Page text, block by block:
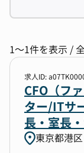
1件選択
勤務地
選択なし
年収
1〜1件を表示 /
求人ID:
CFO（フ
ター/ITサ
長・室長
東京都港区